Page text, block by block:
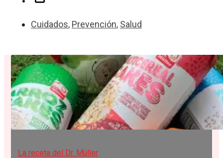
Cuidados, Prevención, Salud
La receta del Dr. Müller